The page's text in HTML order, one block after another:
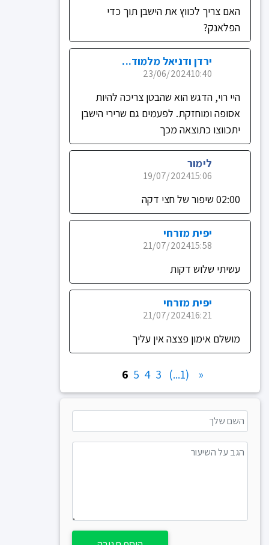
האם צריך לכווץ את הישבן תוך כדי
הפלאנק?
ירדן ודניאל מלמוד...
10:40
23/06/2024
היי רוי, הדגש הוא שהבטן צריכה להיות
אסופה ומוחזקת. לפעמים גם שרירי הישבן
יתכווצו כתוצאה מכך
לימור
15:06
19/07/2024
02:00 שיפור של חצי דקה
יפית מזרחי
15:58
21/07/2024
עשיתי שלוש דקות
יפית מזרחי
16:21
21/07/2024
מושלם אימון פצצה אין עליך
«
(1...)
3
4
5
6